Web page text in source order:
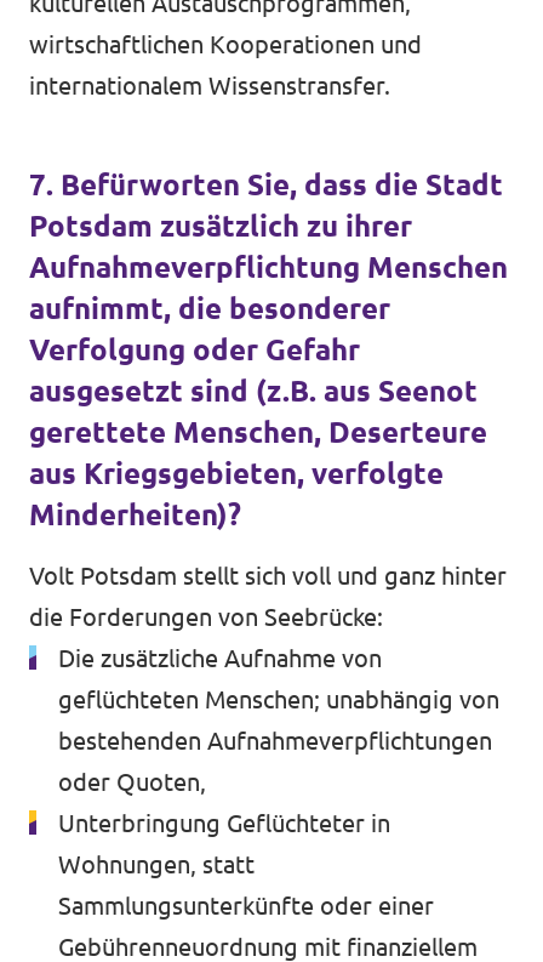
wirtschaftlichen Kooperationen und
internationalem Wissenstransfer.
7. Befürworten Sie, dass die Stadt
Potsdam zusätzlich zu ihrer
Aufnahmeverpflichtung Menschen
aufnimmt, die besonderer
Verfolgung oder Gefahr
ausgesetzt sind (z.B. aus Seenot
gerettete Menschen, Deserteure
aus Kriegsgebieten, verfolgte
Minderheiten)?
Volt Potsdam stellt sich voll und ganz hinter
die Forderungen von Seebrücke:
Die zusätzliche Aufnahme von
geflüchteten Menschen; unabhängig von
bestehenden Aufnahmeverpflichtungen
oder Quoten,
Unterbringung Geflüchteter in
Wohnungen, statt
Sammlungsunterkünfte oder einer
Gebührenneuordnung mit finanziellem